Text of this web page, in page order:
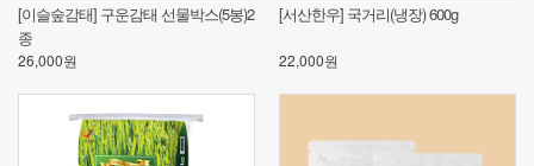
[이슬숲감태] 구운감태 선물박스(5봉)2
종
26,000원
[서산한우] 국거리(냉장) 600g
22,000원